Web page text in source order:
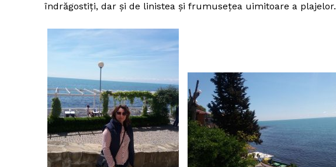
îndrăgostiţi, dar şi de linistea şi frumuseţea uimitoare a plajelor.